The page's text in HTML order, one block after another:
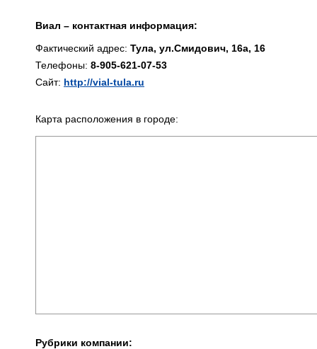
Виал – контактная информация:
Фактический адрес: Тула, ул.Смидович, 16а, 16
Телефоны: 8-905-621-07-53
Сайт: http://vial-tula.ru
Карта расположения в городе:
Рубрики компании: